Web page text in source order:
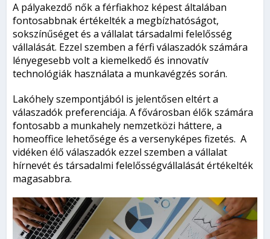
A pályakezdő nők a férfiakhoz képest általában
fontosabbnak értékelték a megbízhatóságot,
sokszínűséget és a vállalat társadalmi felelősség
vállalását. Ezzel szemben a férfi válaszadók számára
lényegesebb volt a kiemelkedő és innovatív
technológiák használata a munkavégzés során.
Lakóhely szempontjából is jelentősen eltért a
válaszadók preferenciája. A fővárosban élők számára
fontosabb a munkahely nemzetközi háttere, a
homeoffice lehetősége és a versenyképes fizetés. A
vidéken élő válaszadók ezzel szemben a vállalat
hírnevét és társadalmi felelősségvállalását értékelték
magasabbra.